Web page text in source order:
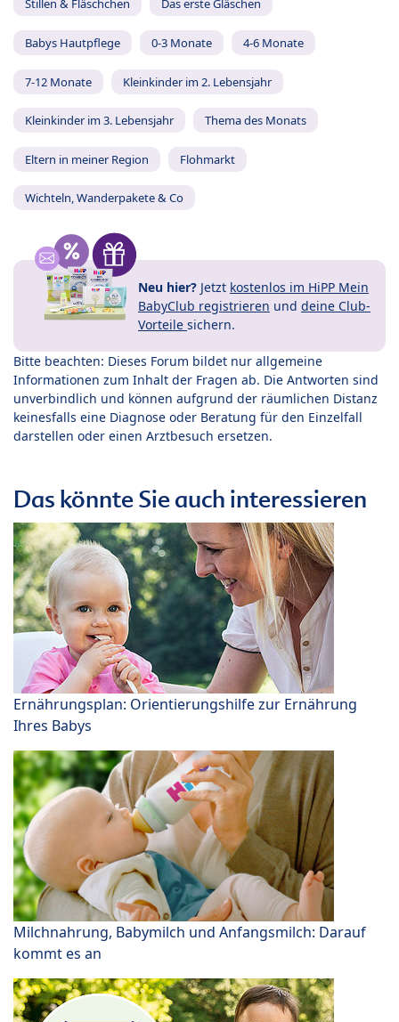
Stillen & Fläschchen Das erste Gläschen
Babys Hautpflege 0-3 Monate 4-6 Monate
7-12 Monate Kleinkinder im 2. Lebensjahr
Kleinkinder im 3. Lebensjahr Thema des Monats
Eltern in meiner Region Flohmarkt
Wichteln, Wanderpakete & Co
Neu hier? Jetzt kostenlos im HiPP Mein
BabyClub registrieren und deine Club-
Vorteile sichern.
Bitte beachten: Dieses Forum bildet nur allgemeine
Informationen zum Inhalt der Fragen ab. Die Antworten sind
unverbindlich und können aufgrund der räumlichen Distanz
keinesfalls eine Diagnose oder Beratung für den Einzelfall
darstellen oder einen Arztbesuch ersetzen.
Das könnte Sie auch interessieren
Ernährungsplan: Orientierungshilfe zur Ernährung
Ihres Babys
Milchnahrung, Babymilch und Anfangsmilch: Darauf
kommt es an